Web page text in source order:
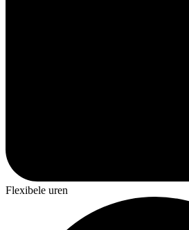
Flexibele uren